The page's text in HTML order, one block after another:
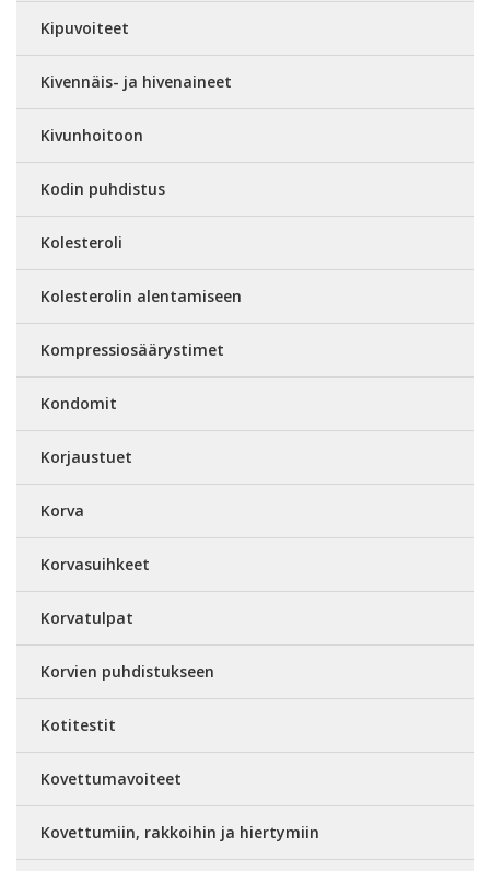
Kipuvoiteet
Kivennäis- ja hivenaineet
Kivunhoitoon
Kodin puhdistus
Kolesteroli
Kolesterolin alentamiseen
Kompressiosäärystimet
Kondomit
Korjaustuet
Korva
Korvasuihkeet
Korvatulpat
Korvien puhdistukseen
Kotitestit
Kovettumavoiteet
Kovettumiin, rakkoihin ja hiertymiin